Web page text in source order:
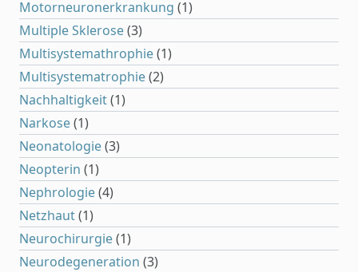
Motorneuronerkrankung (1)
Multiple Sklerose(3)
Multisystemathrophie(1)
Multisystematrophie(2)
Nachhaltigkeit(1)
Narkose(1)
Neonatologie(3)
Neopterin (1)
Nephrologie(4)
Netzhaut(1)
Neurochirurgie(1)
Neurodegeneration (3)